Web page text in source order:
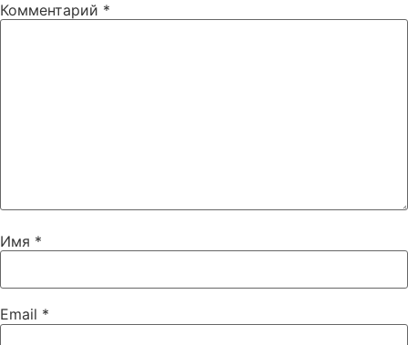
Комментарий *
Имя *
Email *